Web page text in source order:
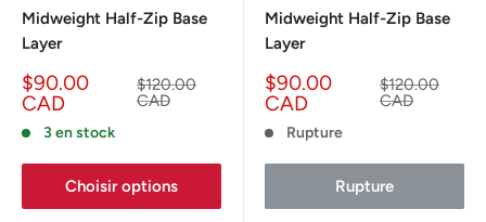
Midweight Half-Zip Base
Layer
Prix
réduit
$90.00
CAD
Prix
normal
$120.00
CAD
3 en stock
Choisir options
Midweight Half-Zip Base
Layer
Prix
réduit
$90.00
CAD
Prix
normal
$120.00
CAD
Rupture
Rupture